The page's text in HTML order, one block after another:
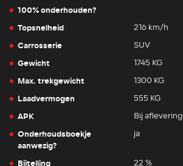
100% onderhouden?
Topsnelheid
216 km/h
Carrosserie SUV
Gewicht 1745 KG
Max. trekgewicht 1300 KG
Laadvermogen 555 KG
APK Bij aflevering
Onderhoudsboekje
aanwezig?
ja
Bijtelling 22 %